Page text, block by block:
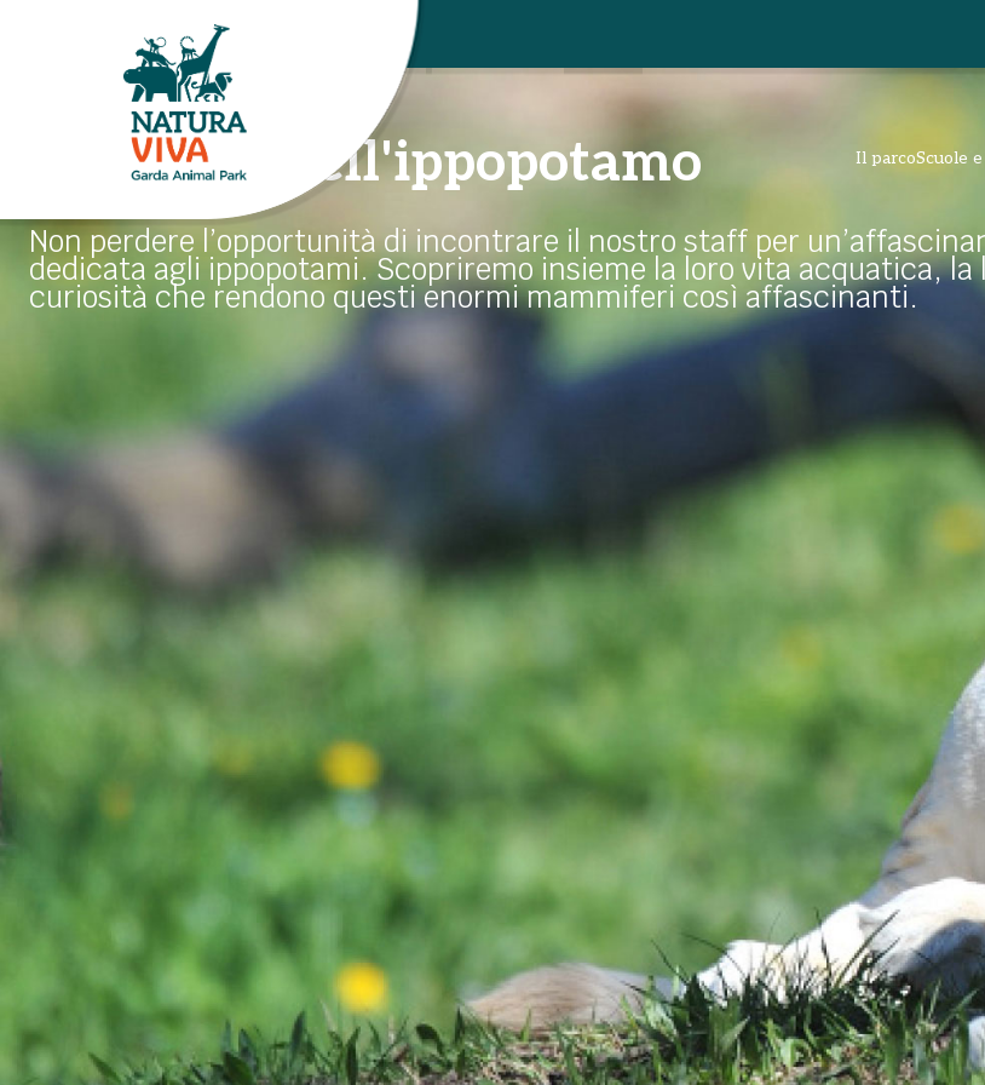
Il parcoScuole
I racconti dell'ippopotamo
Non perdere l’opportunità di incontrare il nostro staff per
dedicata agli ippopotami. Scopriremo insieme la loro vita acquatica, la
curiosità che rendono questi enormi mammiferi così affascinanti.